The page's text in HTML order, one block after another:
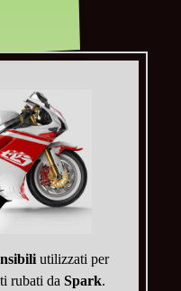
utilizzati per
rubati daSpark.